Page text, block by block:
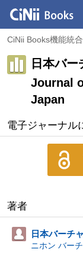
CiNii Books機能統
日本バ
Journal
Japan
電子ジャーナル
著者
日本バーチ
ニホン バー